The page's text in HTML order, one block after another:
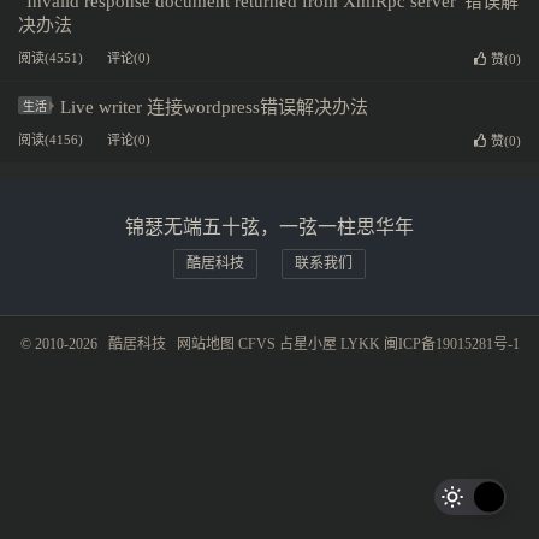
决办法
阅读(4551) 评论(0) 赞(0)
生活 Live writer 连接wordpress错误解决办法
阅读(4156) 评论(0) 赞(0)
锦瑟无端五十弦，一弦一柱思华年
酷居科技 联系我们
© 2010-2026 酷居科技 网站地图 CFVS 占星小屋 LYKK 闽ICP备19015281号-1